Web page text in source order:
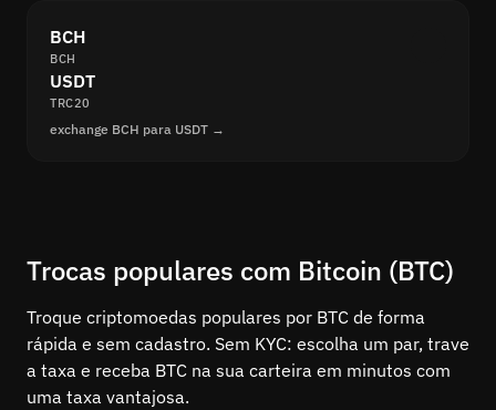
BCH
BCH
USDT
TRC20
exchange BCH para USDT →
Trocas populares com Bitcoin (BTC)
Troque criptomoedas populares por BTC de forma
rápida e sem cadastro. Sem KYC: escolha um par, trave
a taxa e receba BTC na sua carteira em minutos com
uma taxa vantajosa.